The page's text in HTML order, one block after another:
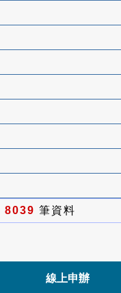
8039 筆資料
線上申辦